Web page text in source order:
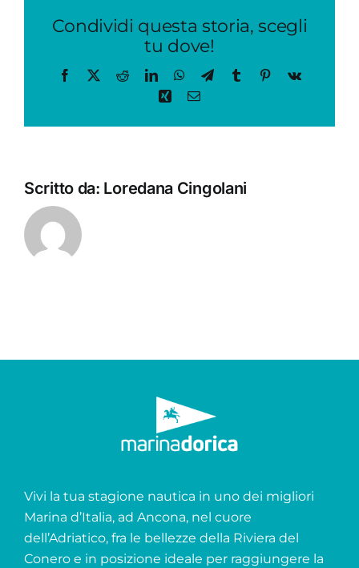
Condividi questa storia, scegli
tu dove!
Facebook
X RedditLinkedInWhatsApp
TelegramTumblrPinterest
Vk
Xing Email
Scritto da: Loredana Cingolani
Vivi la tua stagione nautica in uno dei migliori
Marina d’Italia, ad Ancona, nel cuore
dell’Adriatico, fra le bellezze della Riviera del
Conero e in posizione ideale per raggiungere la